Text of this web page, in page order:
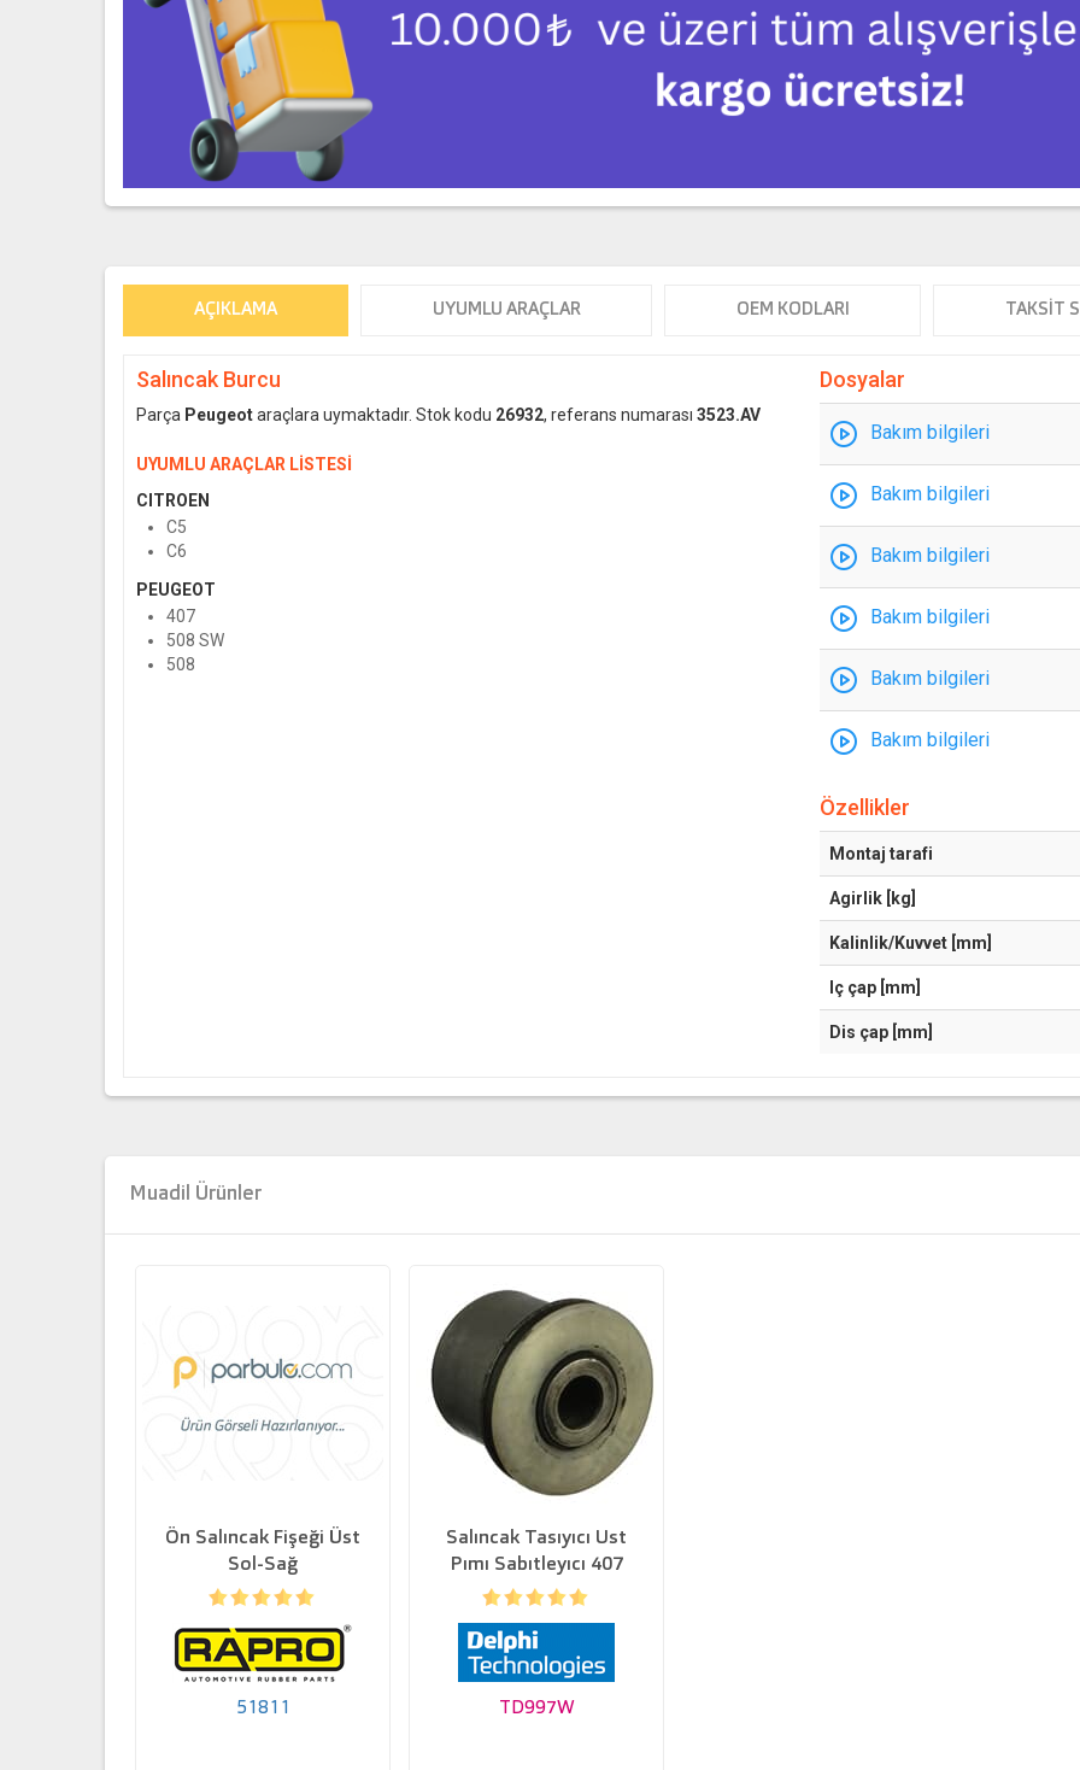
AÇIKLAMA UYUMLU ARAÇLAR OEM KODLARI TAKSIT
Salıncak Burcu
Parça Peugeotaraçlara uymaktadır. Stok kodu 26932, referans numarası 3523.AV
UYUMLU ARAÇLAR LİSTESİ
CITROEN
C5
C6
PEUGEOT
407
508 SW
508
Dosyalar
Bakım bilgileri
Bakım bilgileri
Bakım bilgileri
Bakım bilgileri
Bakım bilgileri
Bakım bilgileri
Özellikler
Montaj tarafi
Agirlik [kg]
Kalinlik/Kuvvet [mm]
Iç çap [mm]
Dis çap [mm]
Muadil Ürünler
Ön Salıncak Fişeği Üst
Sol-Sağ
51811
Salıncak Tasıyıcı Ust
Pımı Sabıtleyıcı 407
508 C5 Iıı C6
TD997W